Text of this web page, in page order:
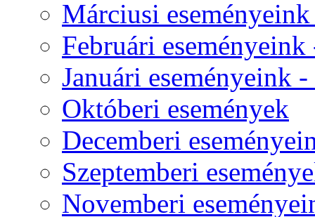
Márciusi
Februári
Januári eseményeink
Októberi események
Decemberi
Szeptemberi
Novemberi